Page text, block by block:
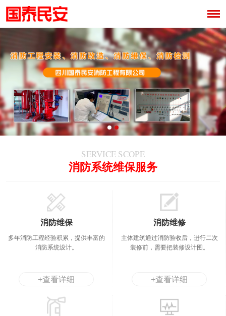
SERVICE SCOPE
消防系统维保服务
消防维保
多年消防工程经验积累，提供丰富的
消防系统设计。
+查看详细
消防维修
主体建筑通过消防验收后，进行二次
装修前，需要把装修设计图。
+查看详细